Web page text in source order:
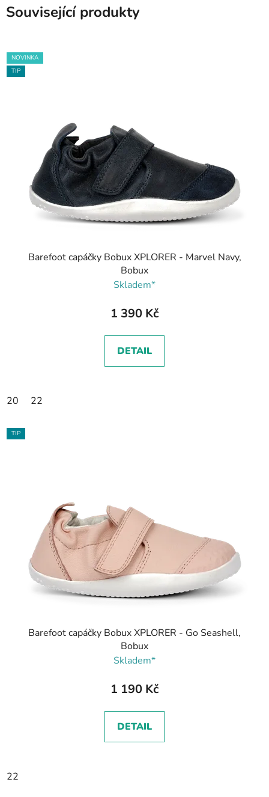
Související produkty
NOVINKA
TIP
Barefoot capáčky Bobux XPLORER - Marvel Navy,
Bobux
Skladem*
1 390 Kč
DETAIL
20 22
TIP
Barefoot capáčky Bobux XPLORER - Go Seashell,
Bobux
Skladem*
1 190 Kč
DETAIL
22